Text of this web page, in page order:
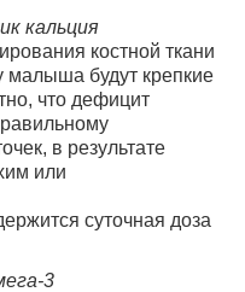
кальция
костной ткани
малыша будут крепкие
что дефицит
в результате
или
суточная доза
3